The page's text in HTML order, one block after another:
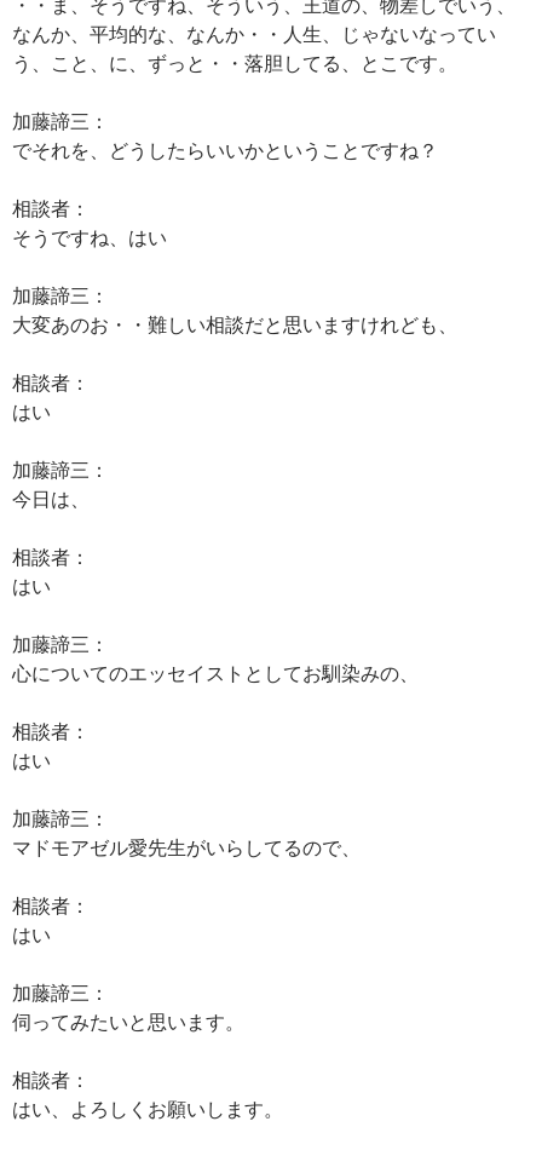
なんか、平均的な、なんか・・人生、じゃないなってい
う、こと、に、ずっと・・落胆してる、とこです。
加藤諦三：
でそれを、どうしたらいいかということですね？
相談者：
そうですね、はい
加藤諦三：
大変あのお・・難しい相談だと思いますけれども、
相談者：
はい
加藤諦三：
今日は、
相談者：
はい
加藤諦三：
心についてのエッセイストとしてお馴染みの、
相談者：
はい
加藤諦三：
マドモアゼル愛先生がいらしてるので、
相談者：
はい
加藤諦三：
伺ってみたいと思います。
相談者：
はい、よろしくお願いします。